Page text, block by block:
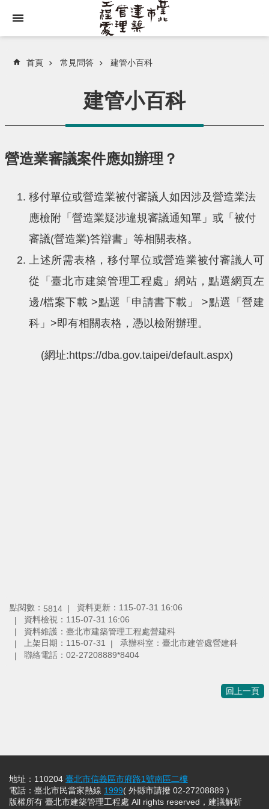
首頁 常見問答 建管小百科
建管小百科
營造業審議案件應如辦理？
移付單位或營造業被付審議人如因涉及營造業法
應檢附「營造業疑涉違規審議通知單」或「被付
審議(營造業)答辯書」等相關表格。
上述所需表格，移付單位或營造業被付審議人可
從「臺北市建築管理工程處」網站，點選網頁左
邊/檔案下載 >點選「申請書下載」 >點選「營建
科」>即有相關表格，憑以檢附辦理。
(網址:https://dba.gov.taipei/default.aspx)
點閱數： 5814
資料更新：115-07-31 16:06
資料檢視：115-07-31 16:06
資料維護：臺北市建築管理工程處營建科
上架日期：115-07-31
承辦科室：臺北市建管處營建科
聯絡電話：02-27208889*8404
回上一頁
地址：110204 臺北市信義區市府路1號南區二樓
電話：臺北市民當家熱線 1999( 外縣市請撥 02-27208889 )
版權所有 臺北市建築管理工程處 All rights reserved，建議解析